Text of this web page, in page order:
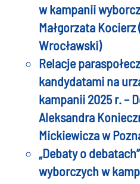
w kampanii
Małgorzata
Wrocławski)
Relacje
kandydatami na
kampanii 2025 r. –
Aleksandra
Mickiewicza w
„Debaty o
wyborczych w